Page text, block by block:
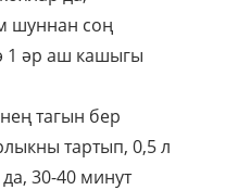
стадияләреннән,
пиелонефрит,
корсак
аппетит һәм азык